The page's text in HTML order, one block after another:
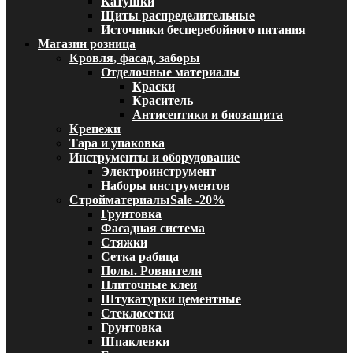
Щиты распределительные
Источники бесперебойного питания
Магазин розница
Кровля, фасад, заборы
Отделочные материалы
Краски
Краситель
Антисептики и биозащита
Крепежи
Тара и упаковка
Инструменты и оборудование
Электроинструмент
Наборы инструментов
СтройматериалыSale -20%
Грунтовка
Фасадная система
Стяжки
Сетка рабица
Полы. Ровнители
Плиточные клеи
Штукатурки цементные
Стеклосетки
Грунтовка
Шпаклевки